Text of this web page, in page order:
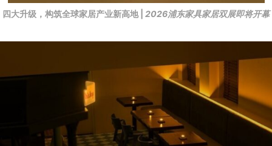
四大升级，构筑全球家居产业新高地 | 2026浦东家具家居双展即将开幕